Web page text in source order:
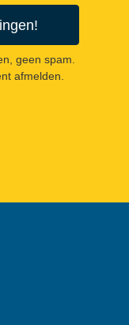
geen spam.
afmelden.